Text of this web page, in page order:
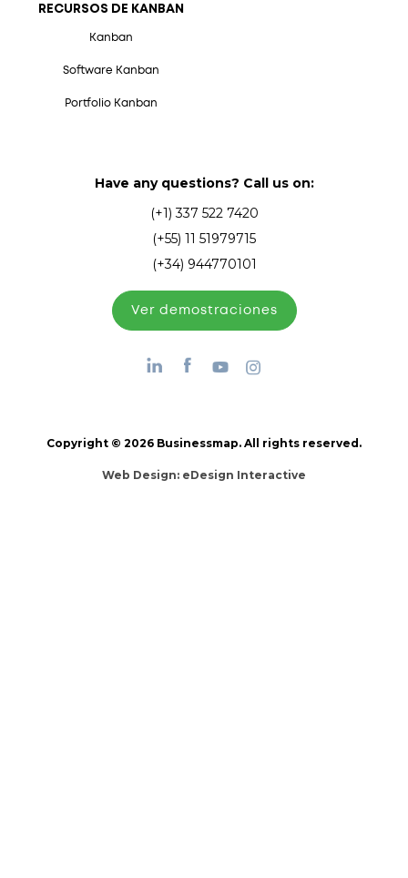
RECURSOS DE KANBAN
Kanban
Software Kanban
Portfolio Kanban
Have any questions? Call us on:
(+1) 337 522 7420
(+55) 11 51979715
(+34) 944770101
Ver demostraciones
Copyright © 2026 Businessmap. All rights reserved.
Web Design: eDesign Interactive